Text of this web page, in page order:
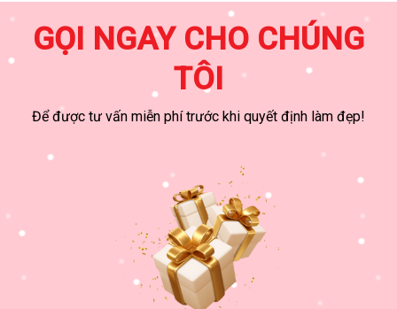
GỌI NGAY CHO CHÚNG
TÔI
Để được tư vấn miễn phí trước khi quyết định làm đẹp!